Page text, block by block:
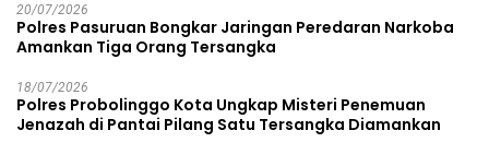
20/07/2026
Polres Pasuruan Bongkar Jaringan Peredaran Narkoba
Amankan Tiga Orang Tersangka
18/07/2026
Polres Probolinggo Kota Ungkap Misteri Penemuan
Jenazah di Pantai Pilang Satu Tersangka Diamankan